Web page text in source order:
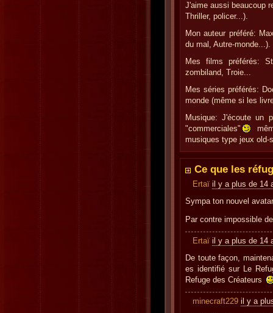
J'aime aussi beaucoup
Thriller, policer...).
Mon auteur préféré:
du mal, Autre-monde...).
Mes films préférés:
zombiland, Troie...
Mes séries préférés:
monde (même si les
Musique: J'écoute un
"commerciales"
musiques type jeux old-
Ce que les
Ertaï il y a plus de 14
Sympa ton nouvel
Par contre impossible
Ertaï il y a plus de 14
De toute façon,
es identifié sur Le
Refuge des Créateurs
minecraft229 il y a